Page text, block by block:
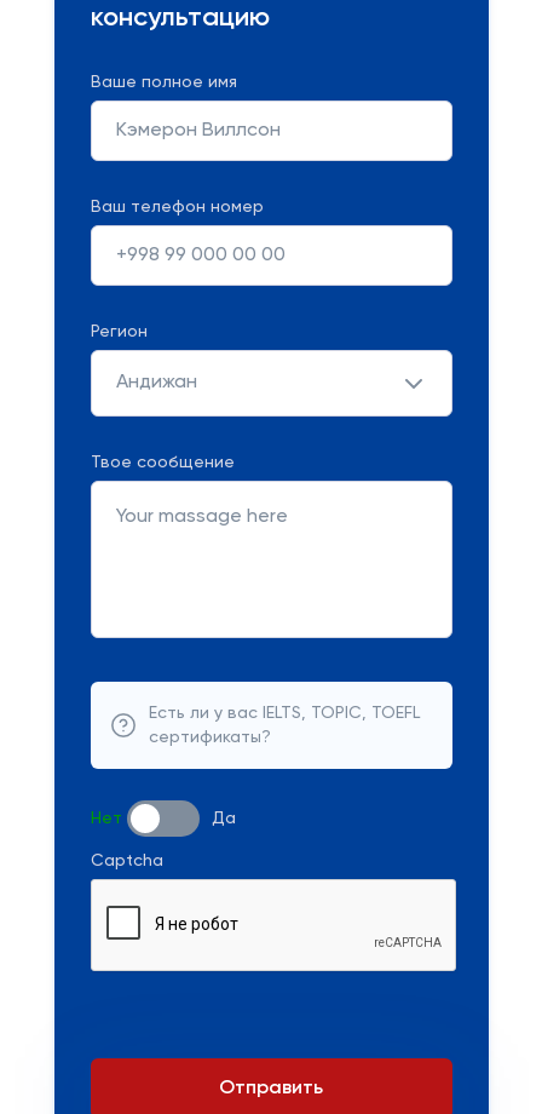
консультацию
Ваше полное имя
Ваш телефон номер
Регион
Андижан
Твое сообщение
Есть ли у вас IELTS, TOPIC, TOEFL
сертификаты?
Нет Да
Captcha
Отправить